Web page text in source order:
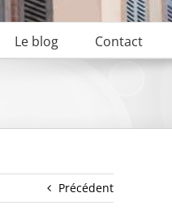
Le blog Contact
Précédent